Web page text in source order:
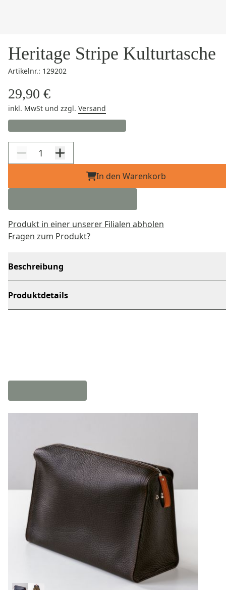
Heritage Stripe Kulturtasche
Artikelnr.: 129202
29,90 €
inkl. MwSt und zzgl. Versand
In den Warenkorb
Produkt in einer unserer Filialen abholen
Fragen zum Produkt?
Beschreibung
Produktdetails